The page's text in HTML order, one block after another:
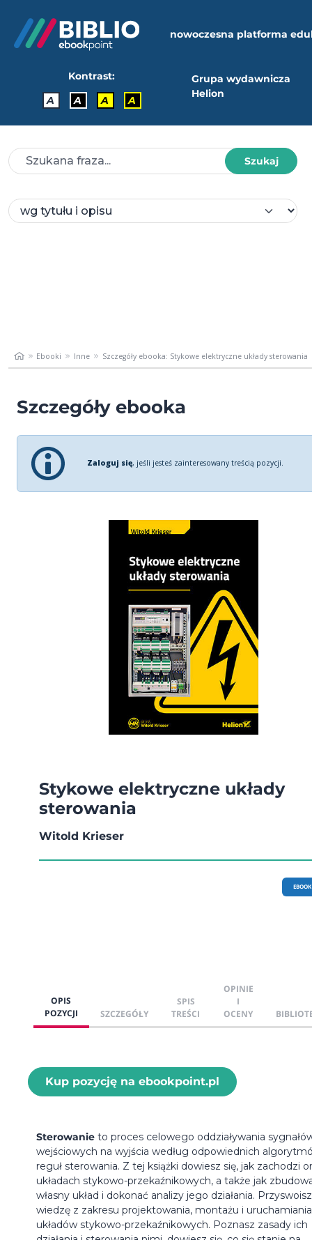
nowoczesna platforma
Kontrast:
A
A A A
Grupa wydawnicza
Helion
Szukaj
Ebooki Inne Szczegóły ebooka: Stykowe elektryczne układy sterowania
Szczegóły ebooka
Zaloguj się, jeśli jesteś zainteresowany treścią pozycji.
Stykowe elektryczne układy
sterowania
Witold Krieser
EBOOK
OPIS
POZYCJI
SZCZEGÓŁY
SPIS
TREŚCI
OPINIE
I
OCENY
Kup pozycję na ebookpoint.pl
Sterowanie to proces celowego oddziaływania
wejściowych na wyjścia według odpowiednich
reguł sterowania. Z tej książki dowiesz się, jak zachodzi
układach stykowo-przekaźnikowych, a także jak
własny układ i dokonać analizy jego działania. Przyswoisz
wiedzę z zakresu projektowania, montażu i uruchamiania
układów stykowo-przekaźnikowych. Poznasz zasady ich